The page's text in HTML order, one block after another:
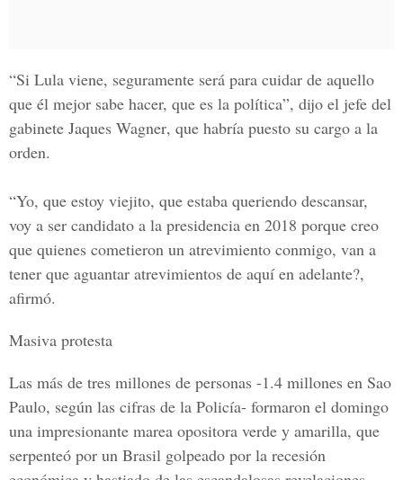
“Si Lula viene, seguramente será para cuidar de aquello
que él mejor sabe hacer, que es la política”, dijo el jefe del
gabinete Jaques Wagner, que habría puesto su cargo a la
orden.
“Yo, que estoy viejito, que estaba queriendo descansar,
voy a ser candidato a la presidencia en 2018 porque creo
que quienes cometieron un atrevimiento conmigo, van a
tener que aguantar atrevimientos de aquí en adelante?,
afirmó.
Masiva protesta
Las más de tres millones de personas -1.4 millones en Sao
Paulo, según las cifras de la Policía- formaron el domingo
una impresionante marea opositora verde y amarilla, que
serpenteó por un Brasil golpeado por la recesión